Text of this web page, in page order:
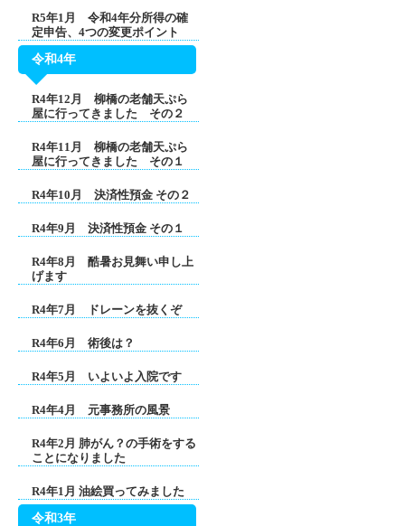
R5年1月 令和4年分所得の確
定申告、4つの変更ポイント
令和4年
R4年12月 柳橋の老舗天ぷら
屋に行ってきました その２
R4年11月 柳橋の老舗天ぷら
屋に行ってきました その１
R4年10月 決済性預金 その２
R4年9月 決済性預金 その１
R4年8月 酷暑お見舞い申し上
げます
R4年7月 ドレーンを抜くぞ
R4年6月 術後は？
R4年5月 いよいよ入院です
R4年4月 元事務所の風景
R4年2月 肺がん？の手術をする
ことになりました
R4年1月 油絵買ってみました
令和3年